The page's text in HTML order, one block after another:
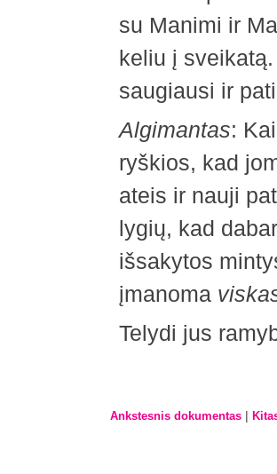
su Manimi ir
keliu į
saugiausi ir
Algimantas:
ryškios, kad
ateis ir nauji
lygių, kad
išsakytos
įmanoma
Telydi jus
Ankstesnis dokumentas |